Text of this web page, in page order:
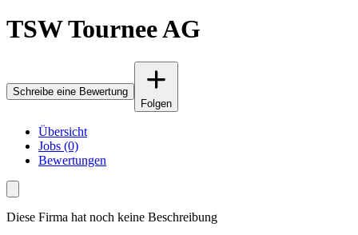
TSW Tournee AG
Schreibe eine Bewertung
Folgen
Übersicht
Jobs (0)
Bewertungen
Diese Firma hat noch keine Beschreibung